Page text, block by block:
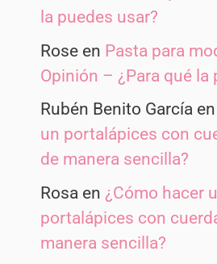
la puedes usar?
Rose en Pasta para
Opinión – ¿Para qué la
Rubén Benito García en
un portalápices con
de manera sencilla?
Rosa en ¿Cómo hacer
portalápices con
manera sencilla?